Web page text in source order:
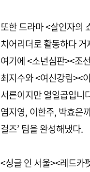
또한 드라마 <살인자의
치어리더로 활동하다 거
여기에 <소년심판><조
최지수와 <여신강림><
서른이지만 열일곱입니
염지영, 이한주, 박효은
걸즈’ 팀을 완성해냈다.
<싱글 인 서울><레드카